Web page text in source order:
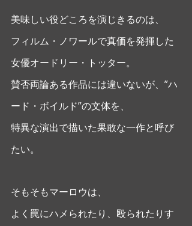
美味しい役どころを演じきるのは、
フィルム・ノワールで真価を発揮した
女優オードリー・トッター。
賛否両論ある作品には違いないが、”ハ
ード・ボイルド”の文体を、
特異な演出で描いた果敢な一作と呼び
たい。
そもそもマーロウは、
よく罠にハメられたり、殴られたりす